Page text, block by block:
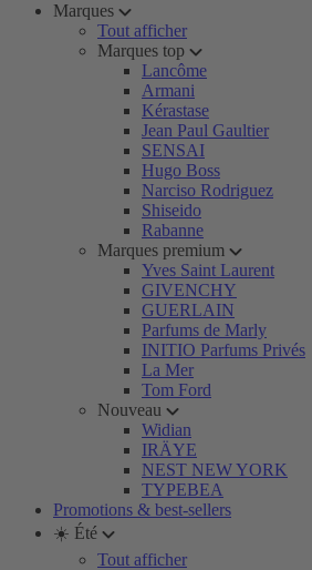
Marques
Tout afficher
Marques top
Lancôme
Armani
Kérastase
Jean Paul Gaultier
SENSAI
Hugo Boss
Narciso Rodriguez
Shiseido
Rabanne
Marques premium
Yves Saint Laurent
GIVENCHY
GUERLAIN
Parfums de Marly
INITIO Parfums Privés
La Mer
Tom Ford
Nouveau
Widian
IRÄYE
NEST NEW YORK
TYPEBEA
Promotions & best-sellers
☀️ Été
Tout afficher